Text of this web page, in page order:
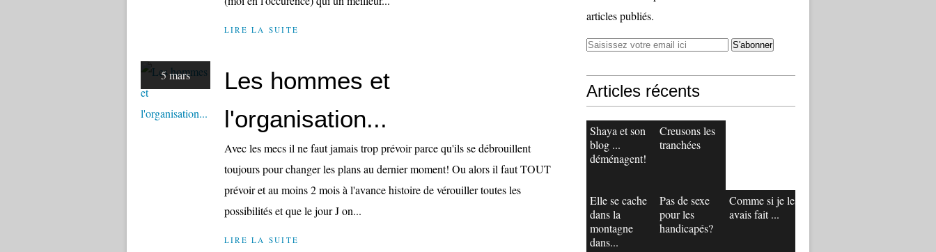
LIRE LA SUITE
5 mars
Les hommes et
l'organisation...
Avec les mecs il ne faut jamais trop prévoir parce qu'ils se débrouillent
toujours pour changer les plans au dernier moment! Ou alors il faut TOUT
prévoir et au moins 2 mois à l'avance histoire de vérouiller toutes les
possibilités et que le jour J on...
LIRE LA SUITE
articles publiés.
Articles récents
Shaya et son
blog ...
déménagent!
Creusons les
tranchées
Elle se cache
dans la
montagne
dans...
Pas de sexe
pour les
handicapés?
Comme si je les
avais fait ...